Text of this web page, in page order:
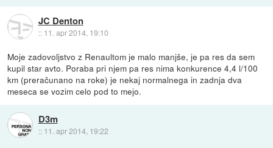
JC Denton
:: 11. apr 2014, 19:10
Moje zadovoljstvo z Renaultom je malo manjše, je pa res da sem
kupil star avto. Poraba pri njem pa res nima konkurence 4,4 l/100
km (preračunano na roke) je nekaj normalnega in zadnja dva
meseca se vozim celo pod to mejo.
D3m
:: 11. apr 2014, 19:22